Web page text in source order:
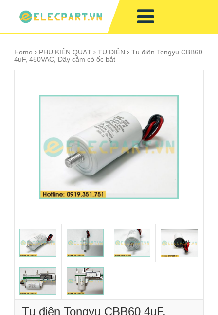
Home PHỤ KIỆN QUẠT TỤ ĐIỆN
Tụ điện Tongyu CBB60
4uF, 450VAC, Dây cắm có ốc bắt
Tụ điện Tongyu CBB60 4uF,